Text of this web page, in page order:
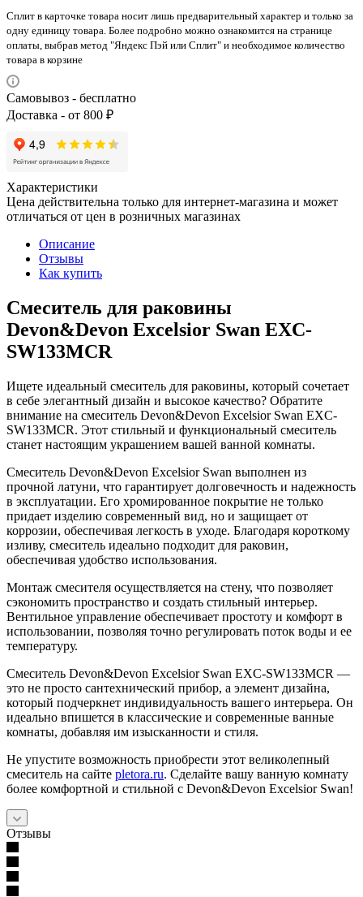
Сплит в карточке товара носит лишь предварительный характер и только за
одну единицу товара. Более подробно можно ознакомится на странице
оплаты, выбрав метод "Яндекс Пэй или Сплит" и необходимое количество
товара в корзине
Самовывоз - бесплатно
Доставка - от 800 ₽
Характеристики
Цена действительна только для интернет-магазина и может
отличаться от цен в розничных магазинах
Описание
Отзывы
Как купить
Смеситель для раковины
Devon&Devon Excelsior Swan EXC-
SW133MCR
Ищете идеальный смеситель для раковины, который сочетает
в себе элегантный дизайн и высокое качество? Обратите
внимание на смеситель Devon&Devon Excelsior Swan EXC-
SW133MCR. Этот стильный и функциональный смеситель
станет настоящим украшением вашей ванной комнаты.
Смеситель Devon&Devon Excelsior Swan выполнен из
прочной латуни, что гарантирует долговечность и надежность
в эксплуатации. Его хромированное покрытие не только
придает изделию современный вид, но и защищает от
коррозии, обеспечивая легкость в уходе. Благодаря короткому
изливу, смеситель идеально подходит для раковин,
обеспечивая удобство использования.
Монтаж смесителя осуществляется на стену, что позволяет
сэкономить пространство и создать стильный интерьер.
Вентильное управление обеспечивает простоту и комфорт в
использовании, позволяя точно регулировать поток воды и ее
температуру.
Смеситель Devon&Devon Excelsior Swan EXC-SW133MCR —
это не просто сантехнический прибор, а элемент дизайна,
который подчеркнет индивидуальность вашего интерьера. Он
идеально впишется в классические и современные ванные
комнаты, добавляя им изысканности и стиля.
Не упустите возможность приобрести этот великолепный
смеситель на сайте pletora.ru. Сделайте вашу ванную комнату
более комфортной и стильной с Devon&Devon Excelsior Swan!
Отзывы